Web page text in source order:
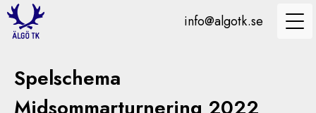
info@algotk.se
Spelschema